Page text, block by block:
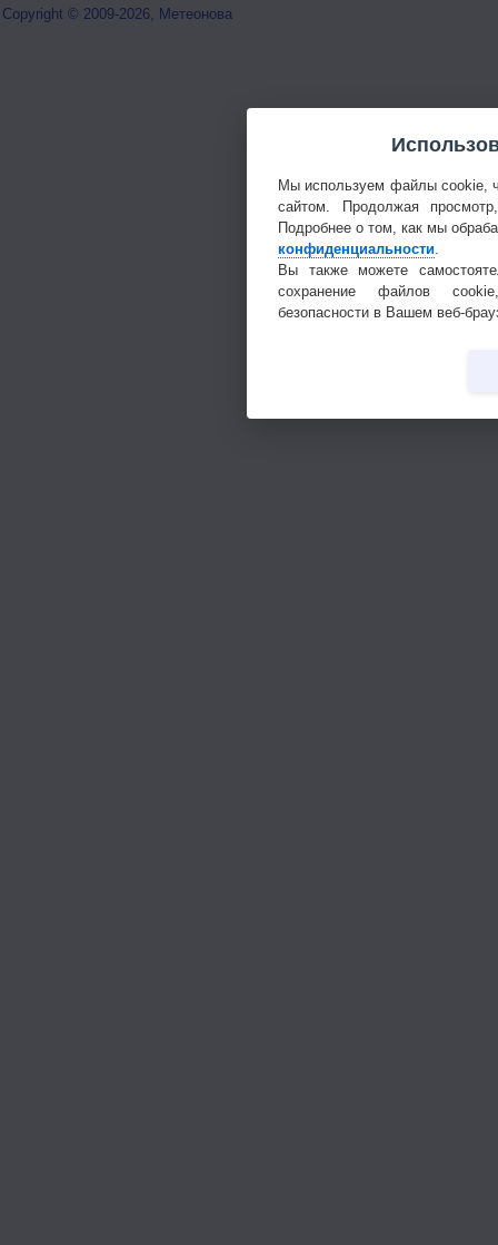
Copyright © 2009-2026, Метеонова
Мы используем файлы cookie,
сайтом. Продолжая
Подробнее о том, как мы
конфиденциальности.
Вы также можете
сохранение файлов
безопасности в Вашем веб-